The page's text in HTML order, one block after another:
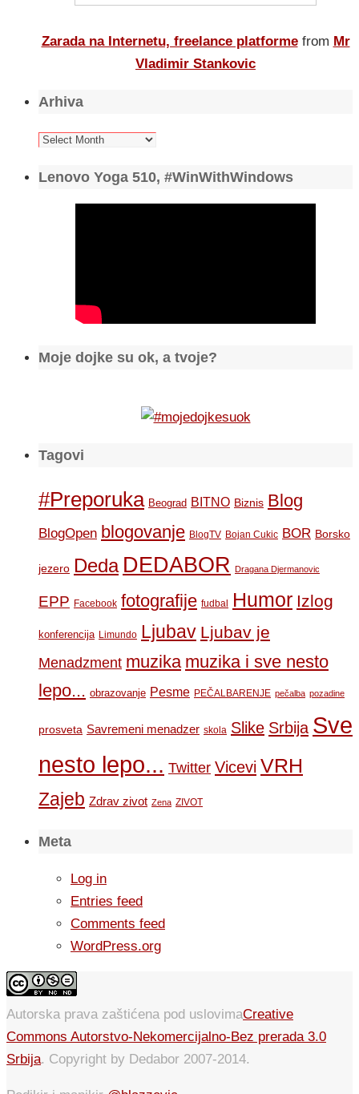
Zarada na Internetu, freelance platforme from Mr
Vladimir Stankovic
Arhiva
Arhiva
Lenovo Yoga 510, #WinWithWindows
Moje dojke su ok, a tvoje?
Tagovi
#Preporuka Beograd BITNO Biznis Blog
BlogOpen blogovanje BlogTV Bojan Cukic BOR Borsko
jezero Deda DEDABOR Dragana Djermanovic
EPP Facebook fotografije fudbal Humor Izlog
konferencija Limundo Ljubav Ljubav je
Menadzment muzika muzika i sve nesto
lepo... obrazovanje Pesme PEČALBARENJE pečalba pozadine
prosveta Savremeni menadzer skola Slike Srbija Sve
nesto lepo... Twitter Vicevi VRH
Zajeb Zdrav zivot Zena ZIVOT
Meta
Log in
Entries feed
Comments feed
WordPress.org
Autorska prava zaštićena pod uslovimaCreative
Commons Autorstvo-Nekomercijalno-Bez prerada 3.0
Srbija. Copyright by Dedabor 2007-2014.